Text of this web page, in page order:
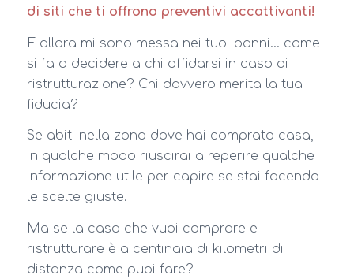
di siti che ti offrono preventivi accattivanti!
E allora mi sono messa nei tuoi panni… come
si fa a decidere a chi affidarsi in caso di
ristrutturazione? Chi davvero merita la tua
fiducia?
Se abiti nella zona dove hai comprato casa,
in qualche modo riuscirai a reperire qualche
informazione utile per capire se stai facendo
le scelte giuste.
Ma se la casa che vuoi comprare e
ristrutturare è a centinaia di kilometri di
distanza come puoi fare?